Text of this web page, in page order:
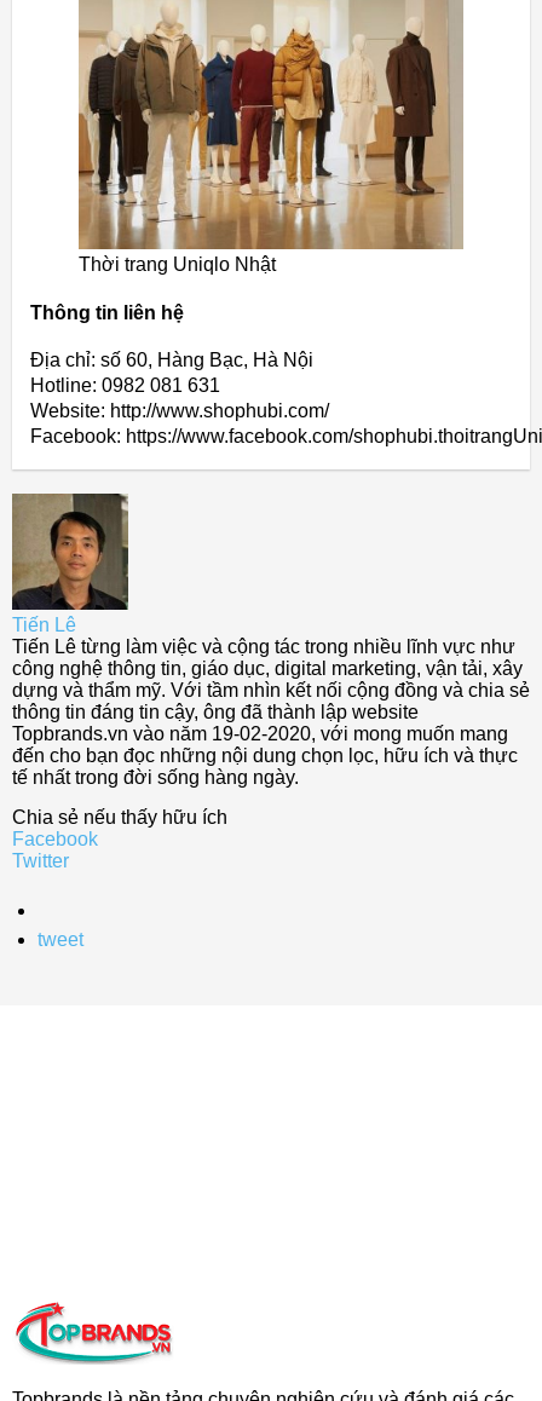
Thời trang Uniqlo Nhật
Thông tin liên hệ
Địa chỉ: số 60, Hàng Bạc, Hà Nội
Hotline: 0982 081 631
Website: http://www.shophubi.com/
Facebook: https://www.facebook.com/
Tiến Lê
Tiến Lê từng làm việc và cộng tác trong nhiều lĩnh vực như
công nghệ thông tin, giáo dục, digital marketing, vận tải, xây
dựng và thẩm mỹ. Với tầm nhìn kết nối cộng đồng và chia sẻ
thông tin đáng tin cậy, ông đã thành lập website
Topbrands.vn vào năm 19-02-2020, với mong muốn mang
đến cho bạn đọc những nội dung chọn lọc, hữu ích và thực
tế nhất trong đời sống hàng ngày.
Chia sẻ nếu thấy hữu ích
Facebook
Twitter
tweet